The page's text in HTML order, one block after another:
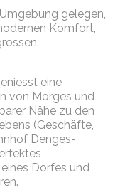
gelegen,
Komfort,
eine
von Morges und
Nähe zu den
(Geschäfte,
Denges-
Dorfes und